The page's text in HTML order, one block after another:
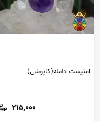
امتیست دامله(کاپوشی)
215,000